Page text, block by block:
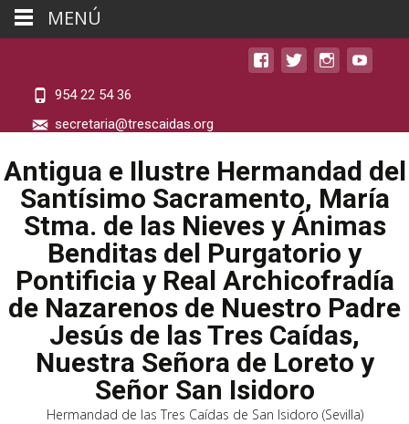
954 22 54 36
secretaria@trescaidas.org
Antigua e Ilustre Hermandad del
Santísimo Sacramento, María
Stma. de las Nieves y Ánimas
Benditas del Purgatorio y
Pontificia y Real Archicofradía
de Nazarenos de Nuestro Padre
Jesús de las Tres Caídas,
Nuestra Señora de Loreto y
Señor San Isidoro
Hermandad de las Tres Caídas de San Isidoro (Sevilla)
MENÚ